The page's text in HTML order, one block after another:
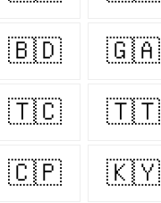
🇧🇩 🇬🇦
🇹🇨 🇹🇹
🇨🇵 🇰🇾